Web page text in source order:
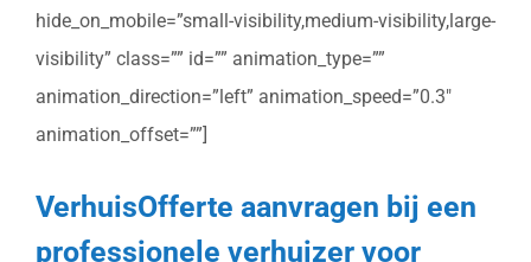
hide_on_mobile=”small-visibility,medium-visibility,large-
visibility” class=”” id=”” animation_type=””
animation_direction=”left” animation_speed=”0.3″
animation_offset=””]
VerhuisOfferte aanvragen bij een
professionele verhuizer voor